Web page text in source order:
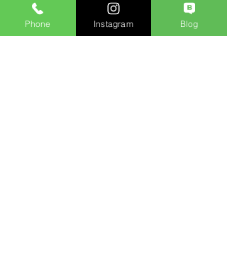
Phone Instagram Blog